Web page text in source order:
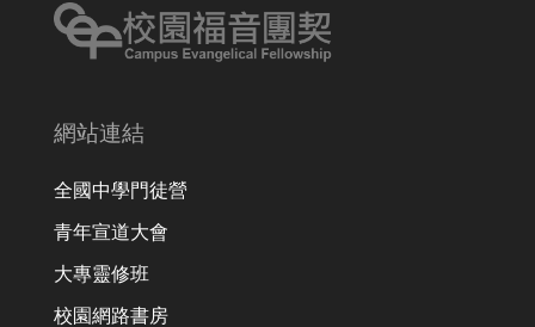
網站連結
全國中學門徒營
青年宣道大會
大專靈修班
校園網路書房